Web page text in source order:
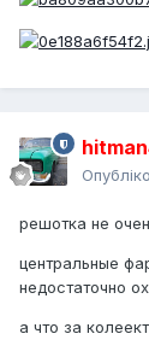
решотка не
центральные
недостаточно
а что за